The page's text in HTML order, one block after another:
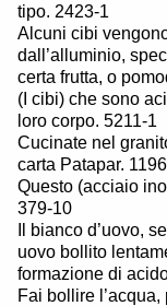
tipo. 2423-1
Alcuni cibi
dall’alluminio,
certa frutta, o
(I cibi) che sono
loro corpo. 5211-1
Cucinate nel
carta Patapar.
Questo (acciaio
379-10
Il bianco d’uovo,
uovo bollito
formazione di
Fai bollire